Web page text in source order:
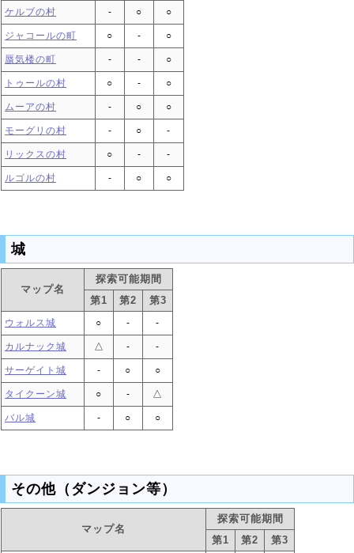
ケルブの村 ‐ ○ ○
ジャコールの町 ○ ‐ ○
蜃気楼の町 ‐ ‐ ○
トゥールの村 ○ ‐ ○
ムーアの村 ‐ ○ ○
モーグリの村 ‐ ○ ‐
リックスの村 ○ ‐ ‐
ルゴルの村 ‐ ○ ○
城
マップ名
探索可能期間
第1
第2 第3
ウォルス城 ○ ‐ ‐
カルナック城 △ ‐ ‐
サーゲイト城 ‐ ○ ○
タイクーン城 ○ ‐ △
バル城 ‐ ○ ○
その他（ダンジョン等）
マップ名
探索可能期間
第1
第2 第3